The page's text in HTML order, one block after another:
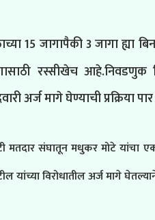
15 जागापैकी 3 जागा ह्या
रस्सीखेच आहे.निवडणुक
अर्ज मागे घेण्याची प्रक्रिया
मतदार संघातून मधुकर मोटे
यांच्या विरोधातील अर्ज मागे